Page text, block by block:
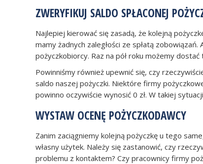
ZWERYFIKUJ SALDO SPŁACONEJ
Najlepiej kierować się zasadą, że kolejną
mamy żadnych zaległości ze spłatą
pożyczkobiorcy. Raz na pół roku możemy
Powinniśmy również upewnić się, czy
saldo naszej pożyczki. Niektóre firmy
powinno oczywiście wynosić 0 zł. W takiej
WYSTAW OCENĘ POŻYCZKODAWCY
Zanim zaciągniemy kolejną pożyczkę u tego
własny użytek. Należy się zastanowić, czy
problemu z kontaktem? Czy pracownicy firmy